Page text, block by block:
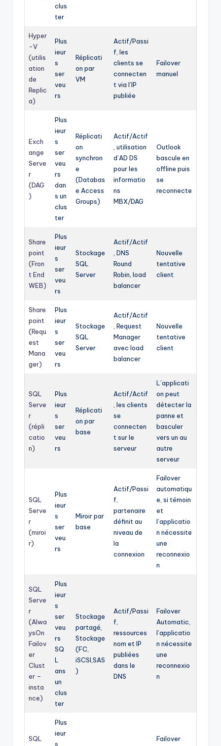
clus
ter
Hyper
-V
(utilis
ation
de
Replic
a)
Plus
ieur
s
ser
veu
rs
Réplicati
on par
VM
Actif/Passi
f, les
clients se
connecten
t via l’IP
publiée
Failover
manuel
Exch
ange
Serve
r
(DAG
)
Plus
ieur
s
ser
veu
rs
dan
s un
clus
ter
Réplicati
on
synchron
e
(Databas
e Access
Groups)
Actif/Actif
, utilisation
d’AD DS
pour les
informatio
ns
MBX/DAG
Outlook
bascule en
offline puis
se
reconnecte
Share
point
(Fron
t End
WEB)
Plus
ieur
s
ser
veu
rs
Stockage
SQL
Server
Actif/Actif
, DNS
Round
Robin, load
balancer
Nouvelle
tentative
client
Share
point
(Requ
est
Mana
ger)
Plus
ieur
s
ser
veu
rs
Stockage
SQL
Server
Actif/Actif
, Request
Manager
avec load
balancer
Nouvelle
tentative
client
SQL
Serve
r
(répli
catio
n)
Plus
ieur
s
ser
veu
rs
Réplicati
on par
base
Actif/Actif
, les clients
se
connecten
t sur le
serveur
L’applicati
on peut
détecter la
panne et
basculer
vers un au
autre
serveur
SQL
Serve
r
(miroi
r)
Plus
ieur
s
ser
veu
rs
Miroir par
base
Actif/Passi
f,
partenaire
définit au
niveau de
la
connexion
Failover
automatiqu
e, si témoin
et
l’applicatio
n nécessite
une
reconnexio
n
SQL
Serve
r
(Alwa
ysOn
Failov
er
Clust
er –
insta
nce)
Plus
ieur
s
ser
veu
rs
SQ
L
ans
un
clus
ter
Stockage
partagé,
Stockage
(FC,
iSCSI,SAS
)
Actif/Passi
f,
ressources
nom et IP
publiées
dans le
DNS
Failover
Automatic,
l’applicatio
n nécessite
une
reconnexio
n
SQL
Plus
ieur
s
Failover